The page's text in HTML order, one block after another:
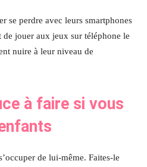
se perdre avec leurs smartphones
de jouer aux jeux sur téléphone le
nuire à leur niveau de
à faire si vous
de lui-même. Faites-le